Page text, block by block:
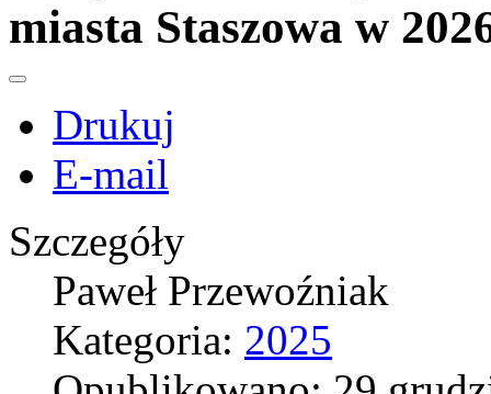
miasta Staszowa w
Drukuj
E-mail
Szczegóły
Paweł Przewoźniak
Kategoria: 2025